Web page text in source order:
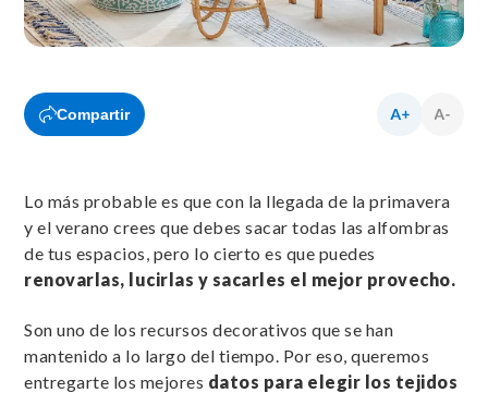
Compartir
Lo más probable es que con la llegada de la primavera
y el verano crees que debes sacar todas las alfombras
de tus espacios, pero lo cierto es que puedes
renovarlas, lucirlas y sacarles el mejor provecho.
Son uno de los recursos decorativos que se han
mantenido a lo largo del tiempo. Por eso, queremos
entregarte los mejores datos para elegir los tejidos